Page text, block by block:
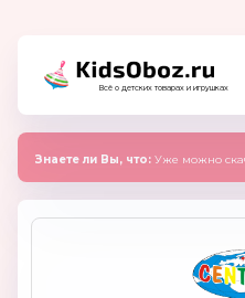
Всё о детских товарах и игрушках
Знаете ли Вы, что: Уже можно скачать